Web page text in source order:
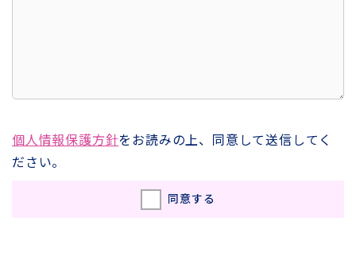
個人情報保護方針をお読みの上、同意して送信してく
ださい。
同意する